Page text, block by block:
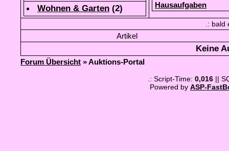
Wohnen & Garten (2)
Hausaufgaben
.: bald
Artikel
Keine
Forum Übersicht » Auktions-Portal
.: Script-Time: 0,016 ||
Powered by ASP-